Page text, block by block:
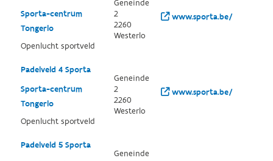
Sporta-centrum
Tongerlo
Openlucht sportveld
Geneinde
2
2260
Westerlo
www.sporta.be/
Padelveld 4 Sporta
Sporta-centrum
Tongerlo
Openlucht sportveld
Geneinde
2
2260
Westerlo
www.sporta.be/
Padelveld 5 Sporta
Geneinde